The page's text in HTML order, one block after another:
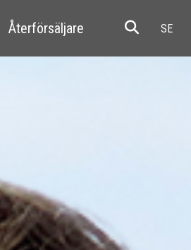
Återförsäljare Resale